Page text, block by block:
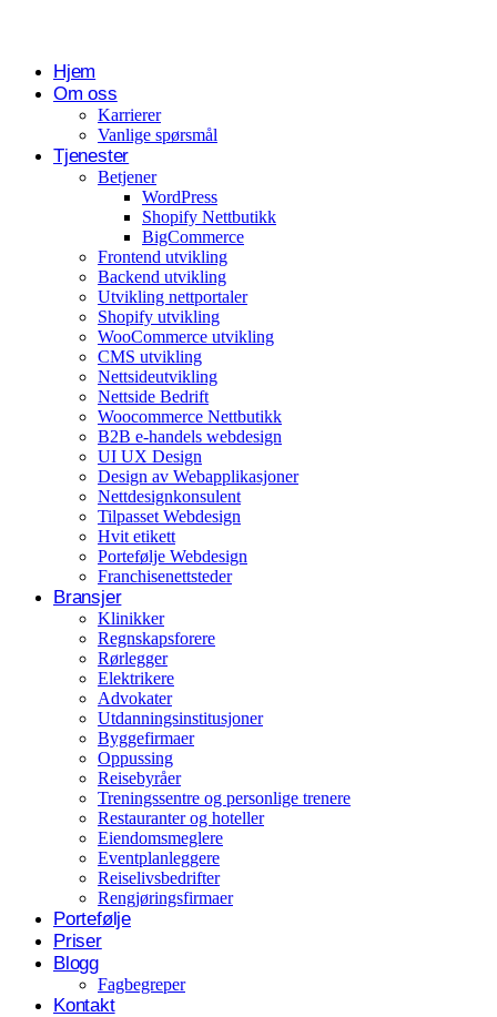
Hjem
Om oss
Karrierer
Vanlige spørsmål
Tjenester
Betjener
WordPress
Shopify Nettbutikk
BigCommerce
Frontend utvikling
Backend utvikling
Utvikling nettportaler
Shopify utvikling
WooCommerce utvikling
CMS utvikling
Nettsideutvikling
Nettside Bedrift
Woocommerce Nettbutikk
B2B e-handels webdesign
UI UX Design
Design av Webapplikasjoner
Nettdesignkonsulent
Tilpasset Webdesign
Hvit etikett
Portefølje Webdesign
Franchisenettsteder
Bransjer
Klinikker
Regnskapsforere
Rørlegger
Elektrikere
Advokater
Utdanningsinstitusjoner
Byggefirmaer
Oppussing
Reisebyråer
Treningssentre og personlige trenere
Restauranter og hoteller
Eiendomsmeglere
Eventplanleggere
Reiselivsbedrifter
Rengjøringsfirmaer
Portefølje
Priser
Blogg
Fagbegreper
Kontakt
Arrangementer og opplevelser
Eventplanleggere